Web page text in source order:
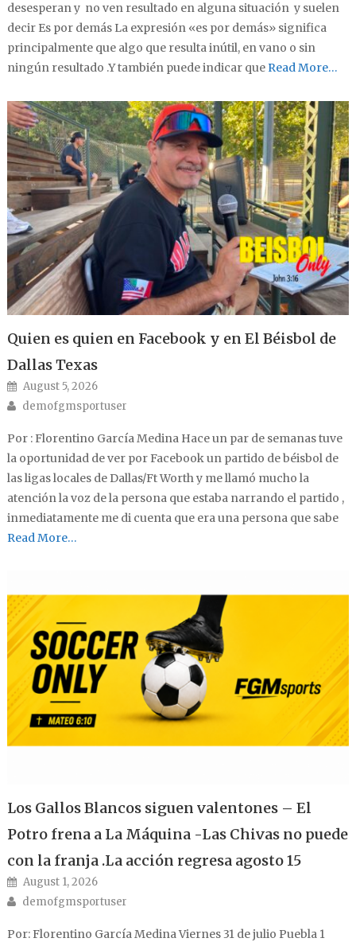
desesperan y no ven resultado en alguna situación y suelen
decir Es por demás La expresión «es por demás» significa
principalmente que algo que resulta inútil, en vano o sin
ningún resultado .Y también puede indicar queRead More…
Quien es quien en Facebook y en El Béisbol de
Dallas Texas
Posted on
August 5, 2026
Author
demofgmsportuser
Por : Florentino García Medina Hace un par de semanas tuve
la oportunidad de ver por Facebook un partido de béisbol de
las ligas locales de Dallas/Ft Worth y me llamó mucho la
atención la voz de la persona que estaba narrando el partido ,
inmediatamente me di cuenta que era una persona que sabe
Read More…
Los Gallos Blancos siguen valentones – El
Potro frena a La Máquina -Las Chivas no puede
con la franja .La acción regresa agosto 15
Posted on
August 1, 2026
Author
demofgmsportuser
Por: Florentino García Medina Viernes 31 de julio Puebla 1